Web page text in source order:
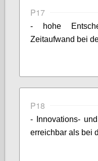
P17
- hohe
Zeitaufwand bei
P18
- Innovations-
erreichbar als bei